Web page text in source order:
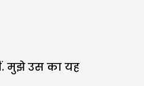
मुझे उस का यह